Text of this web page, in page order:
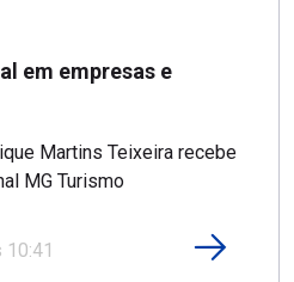
em empresas e
Martins Teixeira recebe
MG Turismo